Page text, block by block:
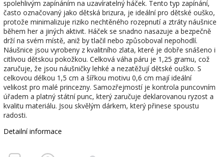
spolehlivým zapínáním na uzavíratelný háček. Tento typ zapínání,
často označovaný jako dětská brizura, je ideální pro dětské ouško,
protože minimalizuje riziko nechtěného rozepnutí a ztráty náušnice
během her a jiných aktivit. Háček se snadno nasazuje a bezpečně
drží na svém místě, aniž by tlačil nebo způsoboval nepohodlí.
Náušnice jsou vyrobeny z kvalitního zlata, které je dobře snášeno i
citlivou dětskou pokožkou. Celková váha páru je 1,25 gramu, což
zaručuje, že jsou náušničky lehké a nezatěžují dětské ouško. S
celkovou délkou 1,5 cm a šířkou motivu 0,6 cm mají ideální
velikost pro malé princezny. Samozřejmostí je kontrola puncovním
úřadem a platný státní punc, který zaručuje deklarovanou ryzost a
kvalitu materiálu. Jsou skvělým dárkem, který přinese spoustu
radosti.
Detailní informace